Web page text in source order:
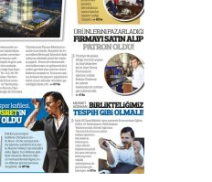
yürüdü.!
hatıralarıyla
Terzioğlu!
Erzurum’a